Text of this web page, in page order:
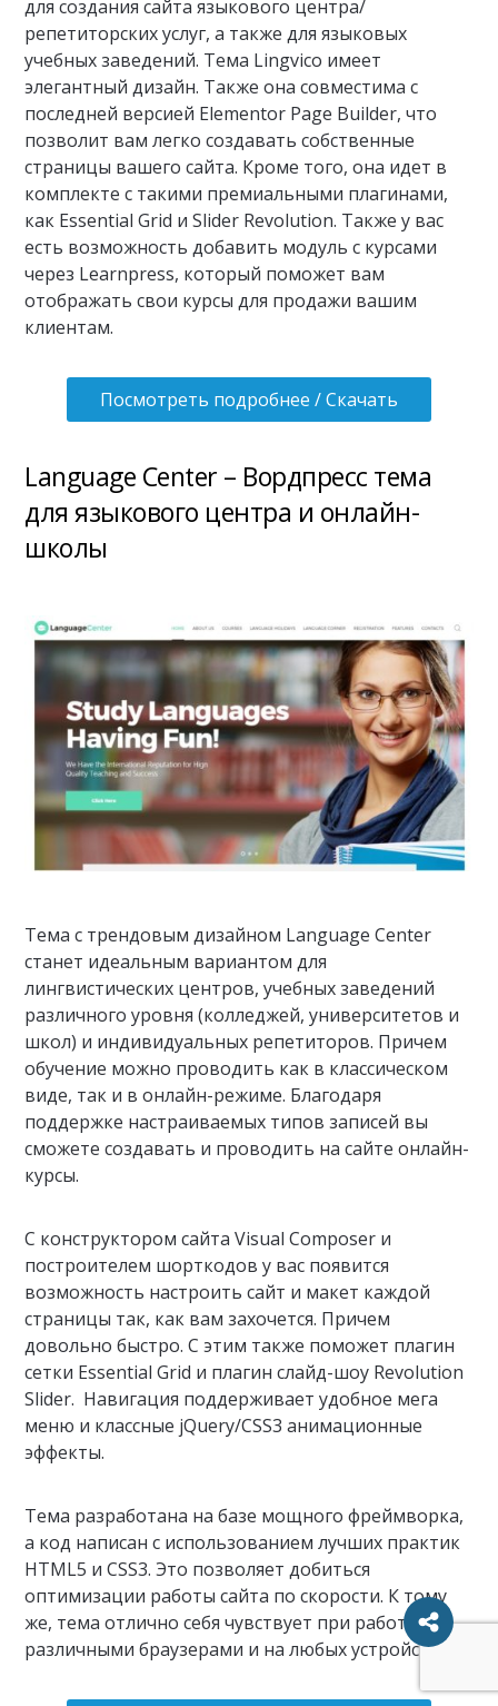
для создания сайта языкового центра/
репетиторских услуг, а также для языковых
учебных заведений. Тема Lingvico имеет
элегантный дизайн. Также она совместима с
последней версией Elementor Page Builder, что
позволит вам легко создавать собственные
страницы вашего сайта. Кроме того, она идет в
комплекте с такими премиальными плагинами,
как Essential Grid и Slider Revolution. Также у вас
есть возможность добавить модуль с курсами
через Learnpress, который поможет вам
отображать свои курсы для продажи вашим
клиентам.
Посмотреть подробнее / Скачать
Language Center – Вордпресс тема
для языкового центра и онлайн-
школы
Тема с трендовым дизайном Language Center
станет идеальным вариантом для
лингвистических центров, учебных заведений
различного уровня (колледжей, университетов и
школ) и индивидуальных репетиторов. Причем
обучение можно проводить как в классическом
виде, так и в онлайн-режиме. Благодаря
поддержке настраиваемых типов записей вы
сможете создавать и проводить на сайте онлайн-
курсы.
С конструктором сайта Visual Composer и
построителем шорткодов у вас появится
возможность настроить сайт и макет каждой
страницы так, как вам захочется. Причем
довольно быстро. С этим также поможет плагин
сетки Essential Grid и плагин слайд-шоу Revolution
Slider. Навигация поддерживает удобное мега
меню и классные jQuery/CSS3 анимационные
эффекты.
Тема разработана на базе мощного фреймворка,
а код написан с использованием лучших практик
HTML5 и CSS3. Это позволяет добиться
оптимизации работы сайта по скорости. К тому
же, тема отлично себя чувствует при работе с
различными браузерами и на любых устройствах.